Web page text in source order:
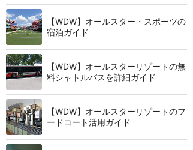
【WDW】オールスター・スポーツの
宿泊ガイド
【WDW】オールスターリゾートの無
料シャトルバスを詳細ガイド
【WDW】オールスターリゾートのフ
ードコート活用ガイド